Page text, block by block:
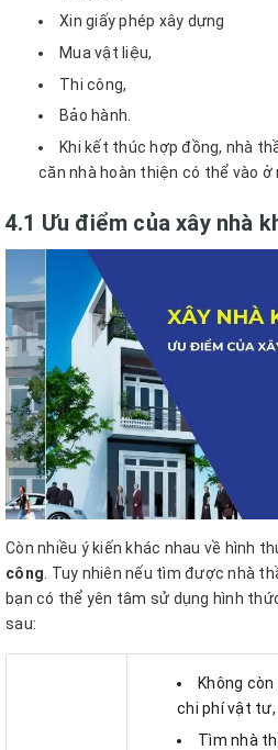
Xin giấy phép xây dựng
Mua vật liệu,
Thi công,
Bảo hành.
Khi kết thúc hợp đồng, nhà
căn nhà hoàn thiện có thể vào ở
4.1 Ưu điểm của xây nhà
Còn nhiều ý kiến ​​khác nhau về hình
công . Tuy nhiên nếu tìm được nhà
bạn có thể yên tâm sử dụng hình
sau:
Không
chi phí vật tư,
Tìm nhà